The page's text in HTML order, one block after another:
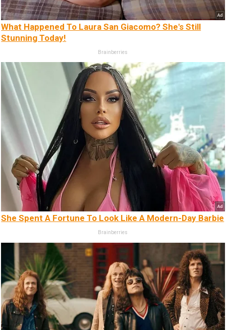
What Happened To Laura San Giacomo? She's Still
Stunning Today!
Brainberries
She Spent A Fortune To Look Like A Modern-Day Barbie
Brainberries